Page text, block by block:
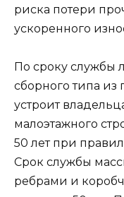
риска потери
ускоренного
По сроку службы
сборного типа из
устроит
малоэтажного
50 лет при
Срок службы
ребрами и